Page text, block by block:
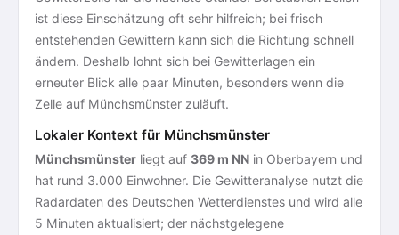
ist diese Einschätzung oft sehr hilfreich; bei frisch
entstehenden Gewittern kann sich die Richtung schnell
ändern. Deshalb lohnt sich bei Gewitterlagen ein
erneuter Blick alle paar Minuten, besonders wenn die
Zelle auf Münchsmünster zuläuft.
Lokaler Kontext für Münchsmünster
Münchsmünster liegt auf 369 m NN in Oberbayern und
hat rund 3.000 Einwohner. Die Gewitteranalyse nutzt die
Radardaten des Deutschen Wetterdienstes und wird alle
5 Minuten aktualisiert; der nächstgelegene